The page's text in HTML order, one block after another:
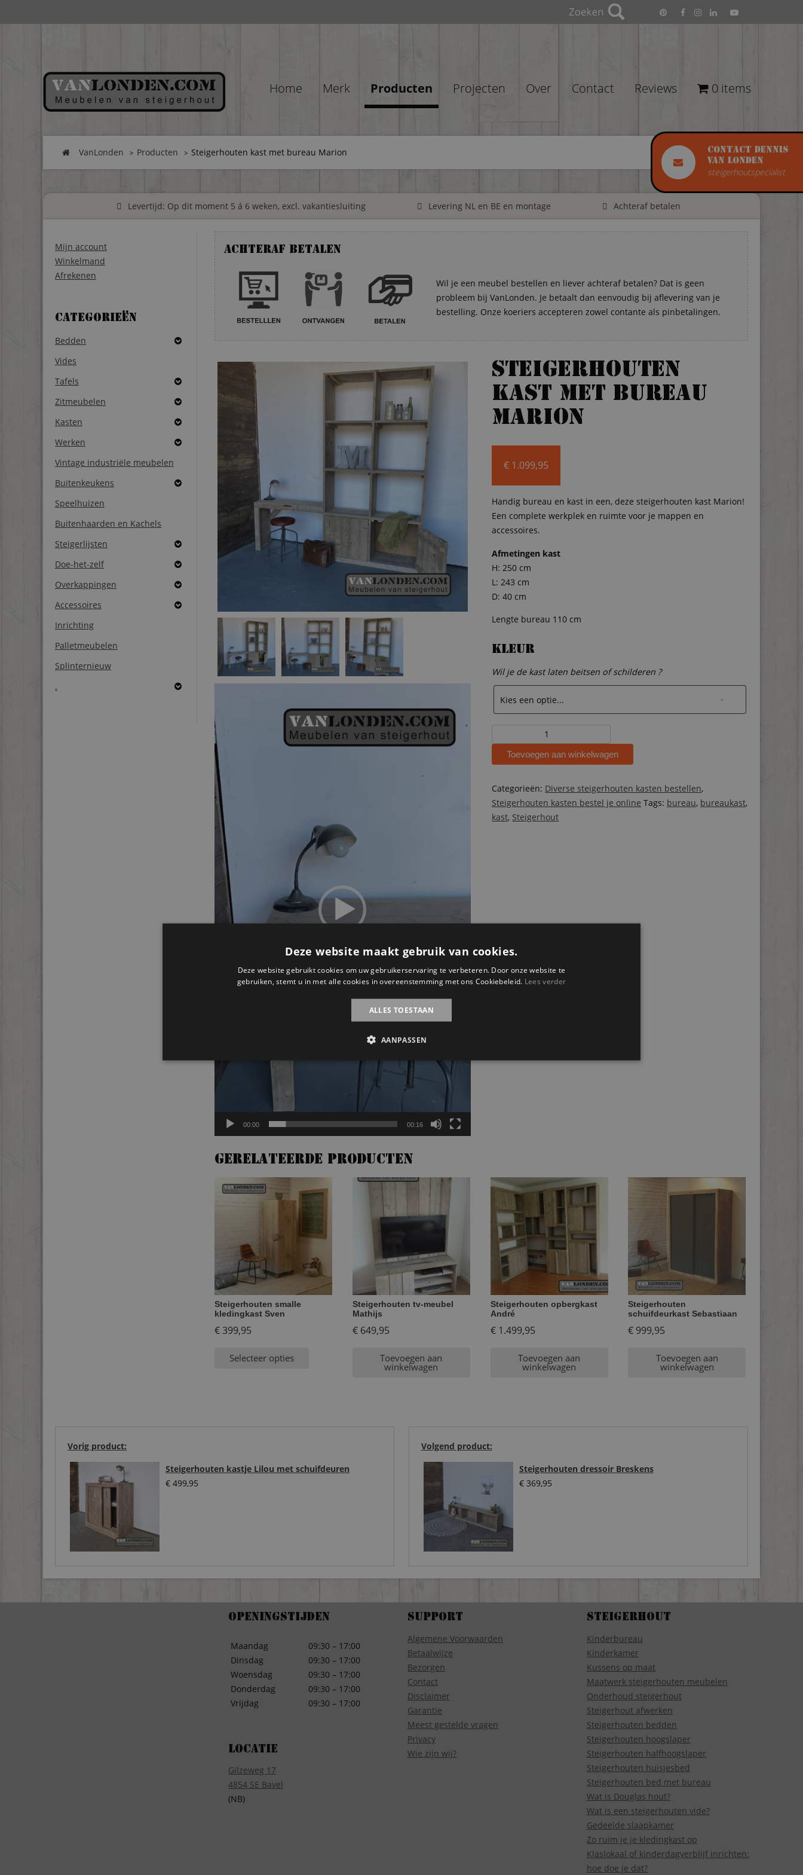
Contact Dennis
van Londen
steigerhoutspecialist
Home Merk Producten Projecten Over Contact Reviews 0 items
VanLonden Producten Steigerhouten kast met bureau Marion
Levertijd: Op dit moment 5 á 6 weken, excl. vakantiesluiting Levering NL en BE en montage Achteraf betalen
Mijn account
Winkelmand
Afrekenen
Categorieën
Bedden
Vides
Tafels
Zitmeubelen
Kasten
Werken
Vintage industriële meubelen
Buitenkeukens
Speelhuizen
Buitenhaarden en Kachels
Steigerlijsten
Doe-het-zelf
Overkappingen
Accessoires
Inrichting
Palletmeubelen
Splinternieuw
.
Achteraf betalen
Wil je een meubel bestellen en liever achteraf betalen? Dat is geen
probleem bij VanLonden. Je betaalt dan eenvoudig bij aflevering van je
bestelling. Onze koeriers accepteren zowel contante als pinbetalingen.
00:00 00:16
Steigerhouten
kast met bureau
Marion
€ 1.099,95
Handig bureau en kast in een, deze steigerhouten kast Marion!
Een complete werkplek en ruimte voor je mappen en
accessoires.
Afmetingen kast
H: 250 cm
L: 243 cm
D: 40 cm
Lengte bureau 110 cm
Kleur
Wil je de kast laten beitsen of schilderen ?
Steigerhouten
kast
Marion
aantal
Toevoegen aan winkelwagen
Categorieën: Diverse steigerhouten kasten bestellen,
Steigerhouten kasten bestel je online Tags: bureau, bureaukast,
kast, Steigerhout
Gerelateerde producten
Steigerhouten smalle
kledingkast Sven
€399,95
Selecteer opties
Steigerhouten tv-meubel
Mathijs
€649,95
Toevoegen aan
winkelwagen
Steigerhouten opbergkast
André
€1.499,95
Toevoegen aan
winkelwagen
Steigerhouten
schuifdeurkast Sebastiaan
€ 999,95
Toevoegen aan
winkelwagen
Volgend product:
Steigerhouten dressoir Breskens
€369,95
Vorig product:
Steigerhouten kastje Lilou met schuifdeuren
€ 499,95
Openingstijden
Maandag
Dinsdag
Woensdag
Donderdag
Vrijdag
09:30 – 17:00
09:30 – 17:00
09:30 – 17:00
09:30 – 17:00
09:30 – 17:00
Locatie
Gilzeweg 17
4854 SE Bavel
(NB)
Support
Algemene Voorwaarden
Betaalwijze
Bezorgen
Contact
Disclaimer
Garantie
Meest gestelde vragen
Privacy
Wie zijn wij?
Steigerhout
Kinderbureau
Kinderkamer
Kussens op maat
Maatwerk steigerhouten meubelen
Onderhoud steigerhout
Steigerhout afwerken
Steigerhouten bedden
Steigerhouten hoogslaper
Steigerhouten halfhoogslaper
Steigerhouten huisjesbed
Steigerhouten bed met bureau
Wat is Douglas hout?
Wat is een steigerhouten vide?
Gedeelde slaapkamer
Zo ruim je je kledingkast op
Klaslokaal of kinderdagverblijf inrichten:
hoe doe je dat?
Deze website maakt gebruik van cookies.
Deze website gebruikt cookies om uw gebruikerservaring te verbeteren. Door onze website te
gebruiken, stemt u in met alle cookies in overeenstemming met ons Cookiebeleid. Lees verder
ALLES TOESTAAN
AANPASSEN